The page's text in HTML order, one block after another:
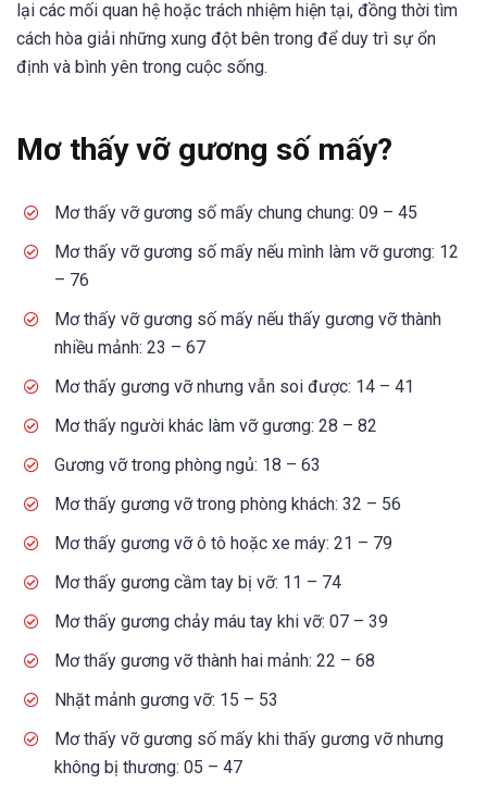
lại các mối quan hệ hoặc trách nhiệm hiện tại, đồng thời tìm
cách hòa giải những xung đột bên trong để duy trì sự ổn
định và bình yên trong cuộc sống.
Mơ thấy vỡ gương số mấy?
Mơ thấy vỡ gương số mấy chung chung: 09 – 45
Mơ thấy vỡ gương số mấy nếu mình làm vỡ gương: 12
– 76
Mơ thấy vỡ gương số mấy nếu thấy gương vỡ thành
nhiều mảnh: 23 – 67
Mơ thấy gương vỡ nhưng vẫn soi được: 14 – 41
Mơ thấy người khác làm vỡ gương: 28 – 82
Gương vỡ trong phòng ngủ: 18 – 63
Mơ thấy gương vỡ trong phòng khách: 32 – 56
Mơ thấy gương vỡ ô tô hoặc xe máy: 21 – 79
Mơ thấy gương cầm tay bị vỡ: 11 – 74
Mơ thấy gương chảy máu tay khi vỡ: 07 – 39
Mơ thấy gương vỡ thành hai mảnh: 22 – 68
Nhặt mảnh gương vỡ: 15 – 53
Mơ thấy vỡ gương số mấy khi thấy gương vỡ nhưng
không bị thương: 05 – 47